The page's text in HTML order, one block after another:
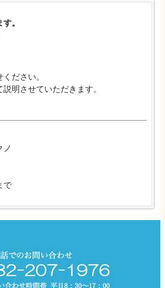
。
ださい。
明させていただきます。
ノ
で